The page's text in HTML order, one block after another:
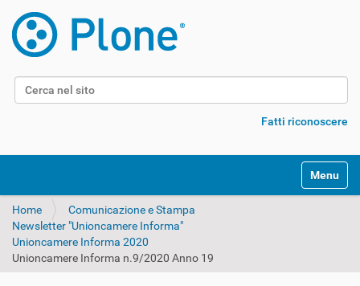
Cerca nel sito
Fatti riconoscere
Alterna
Home
Comunicazione e Stampa
Newsletter "Unioncamere Informa"
Unioncamere Informa 2020
Unioncamere Informa n.9/2020 Anno 19